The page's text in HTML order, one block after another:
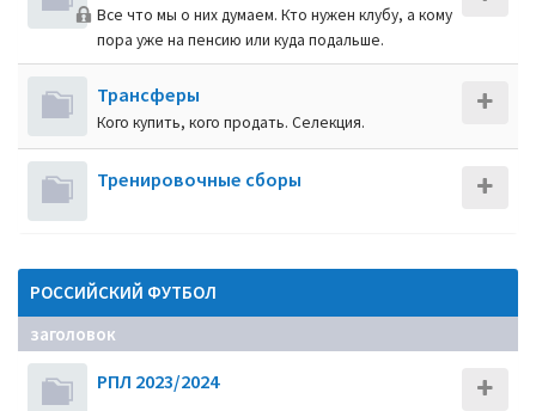
Все что мы о них думаем. Кто нужен клубу, а кому
пора уже на пенсию или куда подальше.
Трансферы
Кого купить, кого продать. Селекция.
Тренировочные сборы
РОССИЙСКИЙ ФУТБОЛ
заголовок
РПЛ 2023/2024